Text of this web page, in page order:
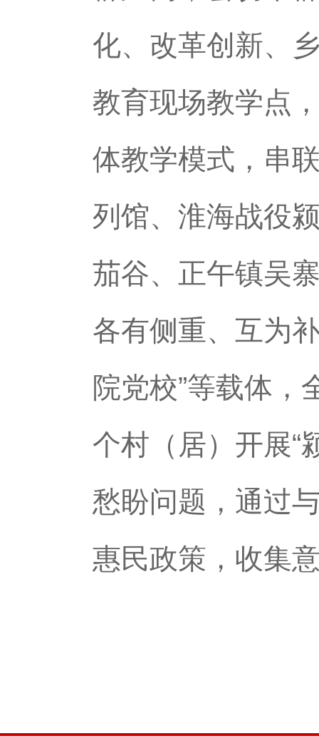
化、改革创新、
教育现场教学点
体教学模式，串
列馆、淮海战役
茄谷、正午镇吴
各有侧重、互为
院党校”等载体，
个村（居）开展“
愁盼问题，通过
惠民政策，收集